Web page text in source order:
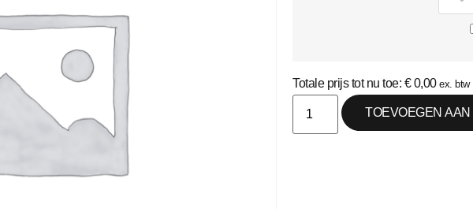
Totale prijs tot nu toe: €0,00 ex. btw
TOEVOEGEN AAN